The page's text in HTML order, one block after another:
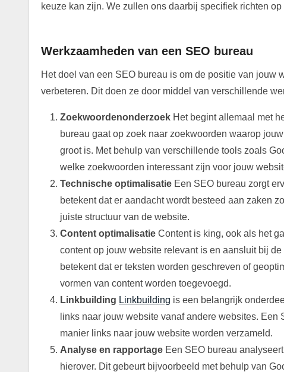
keuze kan zijn. We zullen ons daarbij specifiek richten
Werkzaamheden van een SEO bureau
Het doel van een SEO bureau is om de positie van jouw
verbeteren. Dit doen ze door middel van verschillende
Zoekwoordenonderzoek Het begint allemaal met
bureau gaat op zoek naar zoekwoorden waarop
groot is. Met behulp van verschillende tools zoals
welke zoekwoorden interessant zijn voor jouw
Technische optimalisatie Een SEO bureau zorgt
betekent dat er aandacht wordt besteed aan zaken
juiste structuur van de website.
Content optimalisatie Content is king, ook als het
content op jouw website relevant is en aansluit bij
betekent dat er teksten worden geschreven of
vormen van content worden toegevoegd.
Linkbuilding Linkbuilding is een belangrijk
links naar jouw website vanaf andere websites.
manier links naar jouw website worden verzameld.
Analyse en rapportage Een SEO bureau
hierover. Dit gebeurt bijvoorbeeld met behulp van